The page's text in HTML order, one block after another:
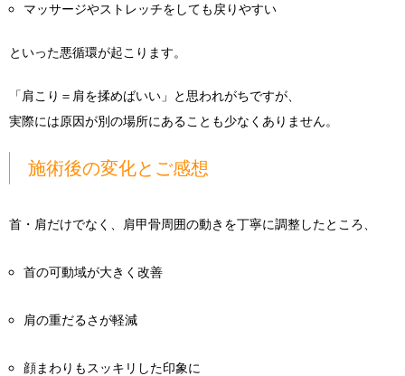
マッサージやストレッチをしても戻りやすい
といった悪循環が起こります。
「肩こり＝肩を揉めばいい」と思われがちですが、
実際には原因が別の場所にあることも少なくありません。
施術後の変化とご感想
首・肩だけでなく、肩甲骨周囲の動きを丁寧に調整したところ、
首の可動域が大きく改善
肩の重だるさが軽減
顔まわりもスッキリした印象に